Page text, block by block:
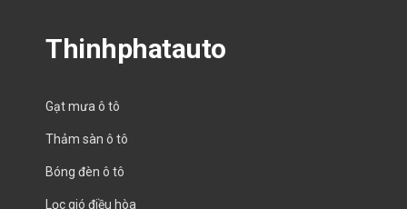
Thinhphatauto
Gạt mưa ô tô
Thảm sàn ô tô
Bóng đèn ô tô
Lọc gió điều hòa